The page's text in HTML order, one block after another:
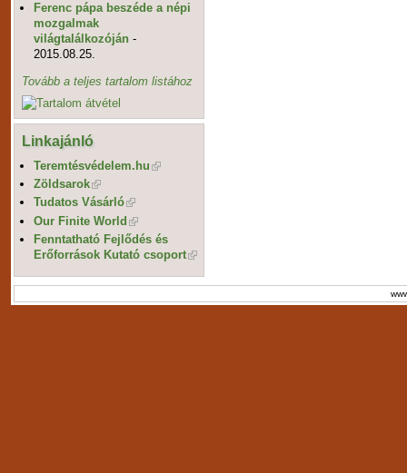
Ferenc pápa beszéde a népi
mozgalmak
világtalálkozóján -
2015.08.25.
Tovább a teljes tartalom listához
Linkajánló
Teremtésvédelem.hu
Zöldsarok
Tudatos Vásárló
Our Finite World
Fenntatható Fejlődés és
Erőforrások Kutató csoport